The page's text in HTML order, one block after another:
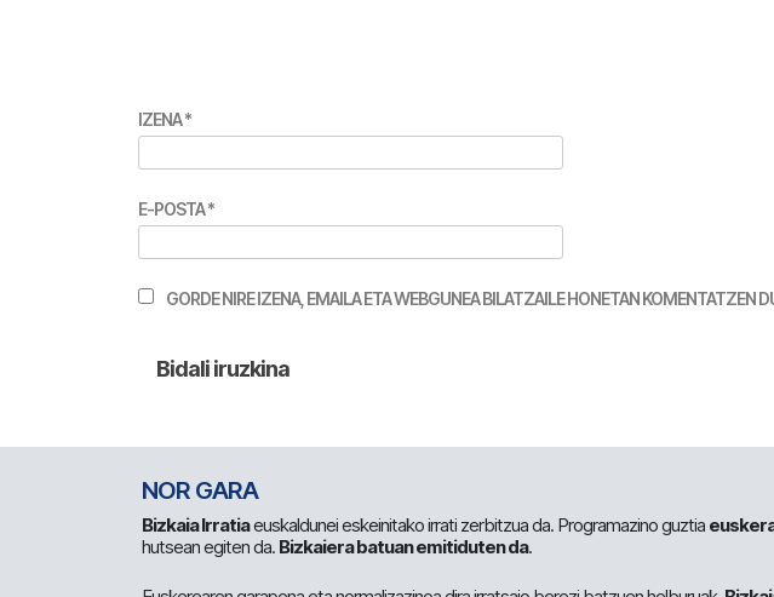
IZENA*
E-POSTA*
GORDE NIRE IZENA, EMAILA ETA WEBGUNEA BILATZAILE HONETAN KOMENTATZEN
NOR GARA
Bizkaia Irratiaeuskaldunei eskeinitako irrati zerbitzua da. Programazino guztia
hutsean egiten da. Bizkaiera batuan emitiduten da.